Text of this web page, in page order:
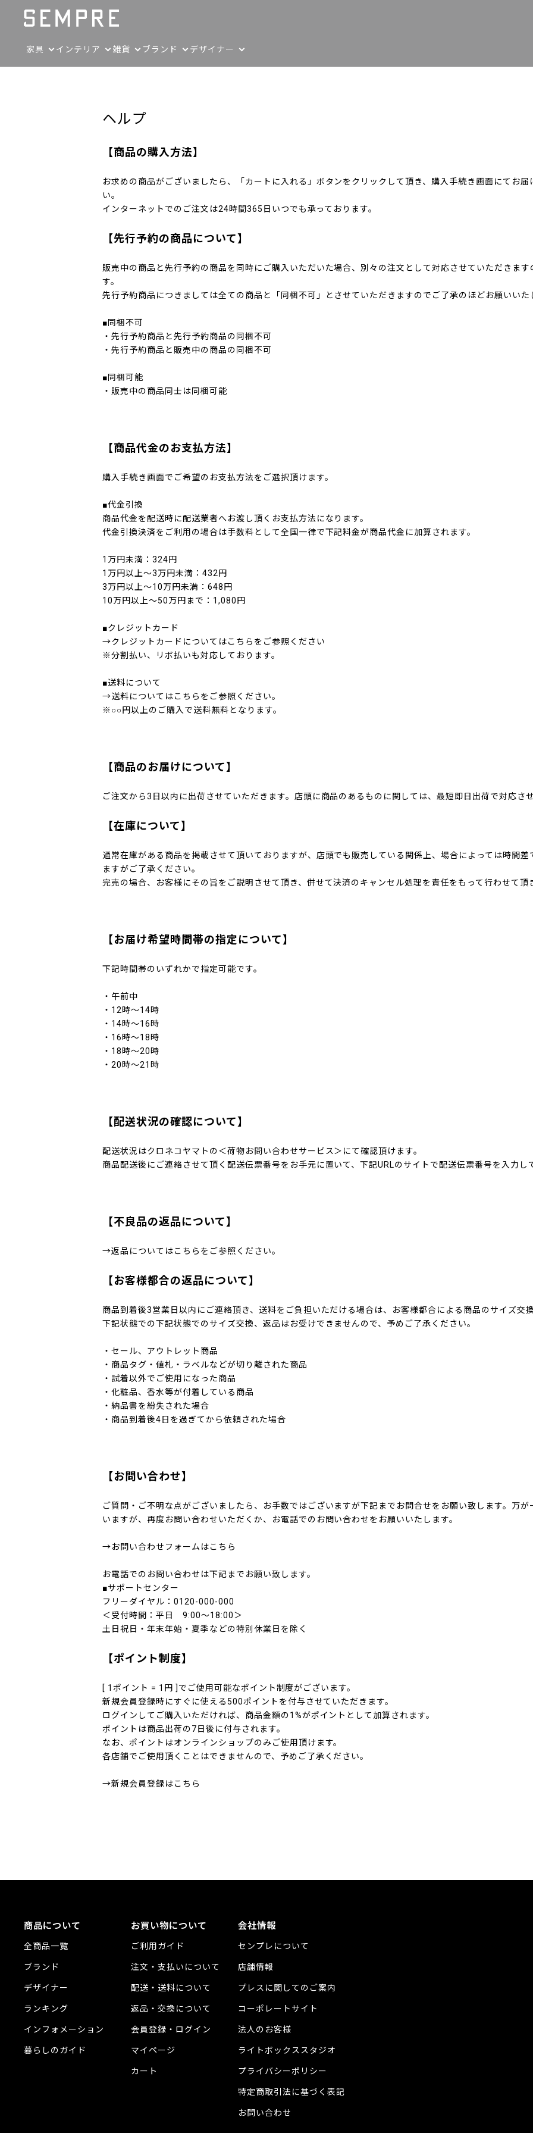
家具 インテリア 雑貨 ブランド デザイナー
ヘルプ
【商品の購入方法】
お求めの商品がございましたら、「カートに入れる」ボタンをクリックして頂き、購入手続き画面にてお
い。
インターネットでのご注文は24時間365日いつでも承っております。
【先行予約の商品について】
販売中の商品と先行予約の商品を同時にご購入いただいた場合、別々の注文として対応させていただきま
す。
先行予約商品につきましては全ての商品と「同梱不可」とさせていただきますのでご了承のほどお願いいた
■同梱不可
・先行予約商品と先行予約商品の同梱不可
・先行予約商品と販売中の商品の同梱不可
■同梱可能
・販売中の商品同士は同梱可能
【商品代金のお支払方法】
購入手続き画面でご希望のお支払方法をご選択頂けます。
■代金引換
商品代金を配送時に配送業者へお渡し頂くお支払方法になります。
代金引換決済をご利用の場合は手数料として全国一律で下記料金が商品代金に加算されます。
1万円未満：324円
1万円以上～3万円未満：432円
3万円以上～10万円未満：648円
10万円以上～50万円まで：1,080円
■クレジットカード
→クレジットカードについてはこちら をご参照ください
※分割払い、リボ払いも対応しております。
■送料について
→送料についてはこちらをご参照ください。
※○○円以上のご購入で送料無料となります。
【商品のお届けについて】
ご注文から3日以内に出荷させていただきます。店頭に商品のあるものに関しては、最短即日出荷で対応さ
【在庫について】
通常在庫がある商品を掲載させて頂いておりますが、店頭でも販売している関係上、場合によっては時間
ますがご了承ください。
完売の場合、お客様にその旨をご説明させて頂き、併せて決済のキャンセル処理を責任をもって行わせて頂
【お届け希望時間帯の指定について】
下記時間帯のいずれかで指定可能です。
・午前中
・12時～14時
・14時～16時
・16時～18時
・18時～20時
・20時～21時
【配送状況の確認について】
配送状況はクロネコヤマトの＜荷物お問い合わせサービス＞にて確認頂けます。
商品配送後にご連絡させて頂く配送伝票番号をお手元に置いて、下記URLのサイトで配送伝票番号を入力し
【不良品の返品について】
→返品についてはこちら をご参照ください。
【お客様都合の返品について】
商品到着後3営業日以内にご連絡頂き、送料をご負担いただける場合は、お客様都合による商品のサイズ交
下記状態での下記状態でのサイズ交換、返品はお受けできませんので、予めご了承ください。
・セール、アウトレット商品
・商品タグ・値札・ラベルなどが切り離された商品
・試着以外でご使用になった商品
・化粧品、香水等が付着している商品
・納品書を紛失された場合
・商品到着後4日を過ぎてから依頼された場合
【お問い合わせ】
ご質問・ご不明な点がございましたら、お手数ではございますが下記までお問合せをお願い致します。万
いますが、再度お問い合わせいただくか、お電話でのお問い合わせをお願いいたします。
→お問い合わせフォームはこちら
お電話でのお問い合わせは下記までお願い致します。
■サポートセンター
フリーダイヤル：0120-000-000
＜受付時間：平日 9:00～18:00＞
土日祝日・年末年始・夏季などの特別休業日を除く
【ポイント制度】
[ 1ポイント = 1円 ]でご使用可能なポイント制度がございます。
新規会員登録時にすぐに使える500ポイントを付与させていただきます。
ログインしてご購入いただければ、商品金額の1%がポイントとして加算されます。
ポイントは商品出荷の7日後に付与されます。
なお、ポイントはオンラインショップのみご使用頂けます。
各店舗でご使用頂くことはできませんので、予めご了承ください。
→新規会員登録はこちら
商品について
全商品一覧
ブランド
デザイナー
ランキング
インフォメーション
暮らしのガイド
お買い物について
ご利用ガイド
注文・支払いについて
配送・送料について
返品・交換について
会員登録・ログイン
マイページ
カート
会社情報
センプレについて
店舗情報
プレスに関してのご案内
コーポレートサイト
法人のお客様
ライトボックススタジオ
プライバシーポリシー
特定商取引法に基づく表記
お問い合わせ